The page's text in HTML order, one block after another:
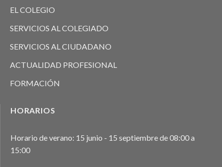
EL COLEGIO
SERVICIOS AL COLEGIADO
SERVICIOS AL CIUDADANO
ACTUALIDAD PROFESIONAL
FORMACIÓN
HORARIOS
Horario de verano: 15 junio - 15 septiembre de 08:00 a
15:00